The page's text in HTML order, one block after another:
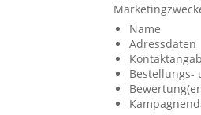
Name
Adressdaten
Bestellungs-